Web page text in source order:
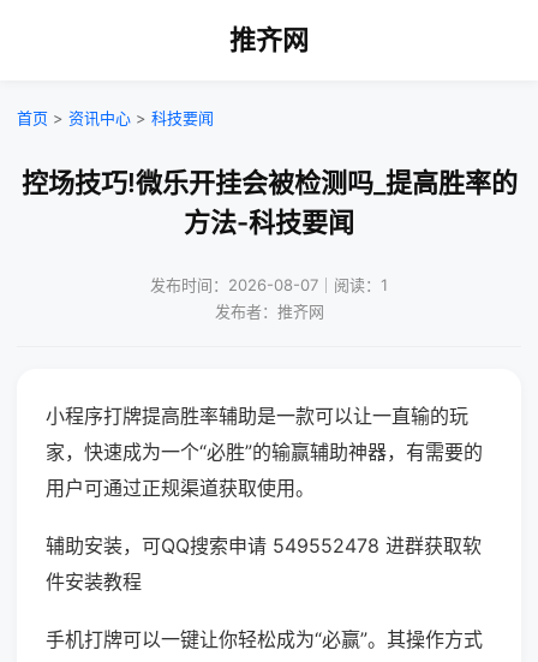
推齐网
首页 > 资讯中心 > 科技要闻
控场技巧!微乐开挂会被检测吗_提高胜率的
方法-科技要闻
发布时间：2026-08-07｜阅读：1
发布者：推齐网
小程序打牌提高胜率辅助是一款可以让一直输的玩
家，快速成为一个“必胜”的输赢辅助神器，有需要的
用户可通过正规渠道获取使用。
辅助安装，可QQ搜索申请 549552478 进群获取软
件安装教程
手机打牌可以一键让你轻松成为“必赢”。其操作方式